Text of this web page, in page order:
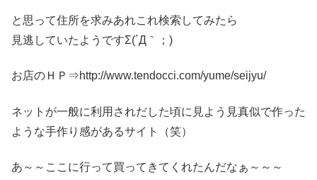
と思って住所を求みあれこれ検索してみたら
見逃していたようですΣ(´Д｀；)
お店のＨＰ⇒http://www.tendocci.com/yume/seijyu/
ネットが一般に利用されだした頃に見よう見真似で作った
ような手作り感があるサイト（笑）
あ～～ここに行って買ってきてくれたんだなぁ～～～